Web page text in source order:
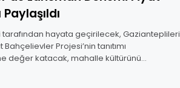
hayata geçirilecek, Gazianteplileri
Projesi’nin tanıtımı
değer katacak, mahalle kültürünü
proje, Gaziantep Büyükşehir